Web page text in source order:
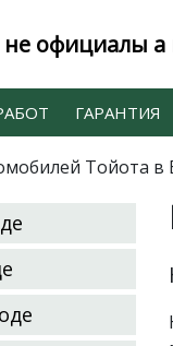
официалы а
ГАРАНТИЯ
Тойота в